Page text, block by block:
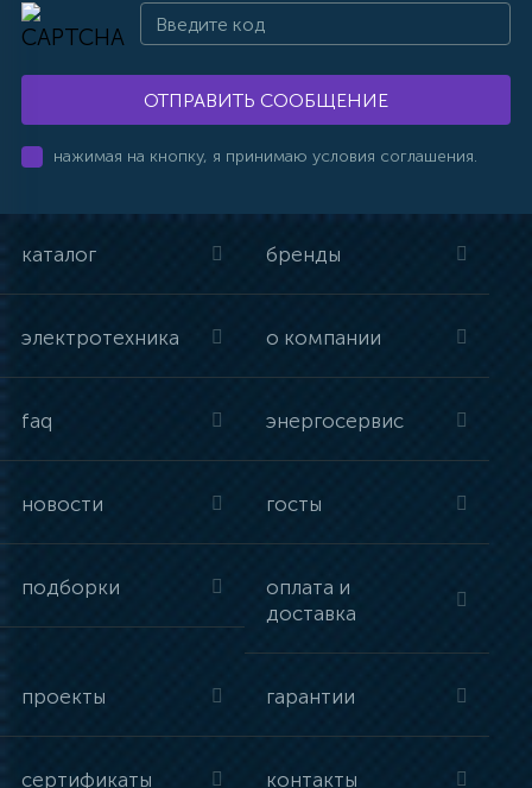
ОТПРАВИТЬ СООБЩЕНИЕ
нажимая на кнопку, я принимаю условия соглашения.
каталог бренды
электротехника о компании
faq энергосервис
новости госты
подборки
оплата и
доставка
проекты гарантии
сертификаты контакты